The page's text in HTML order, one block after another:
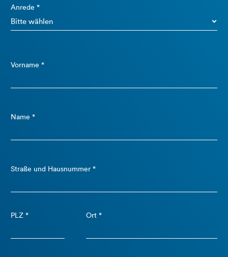
Anrede *
Vorname *
Name *
Straße und Hausnummer *
PLZ * Ort *